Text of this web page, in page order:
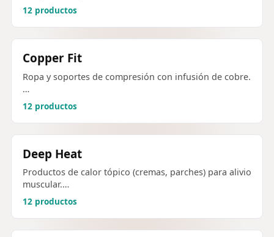
12 productos
Copper Fit
Ropa y soportes de compresión con infusión de cobre.
…
12 productos
Deep Heat
Productos de calor tópico (cremas, parches) para alivio
muscular.…
12 productos